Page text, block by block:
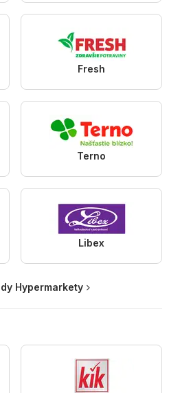
Fresh
Terno
Libex
Hypermarkety